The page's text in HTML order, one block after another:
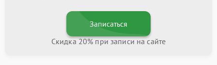
Записаться
Скидка 20% при записи на сайте